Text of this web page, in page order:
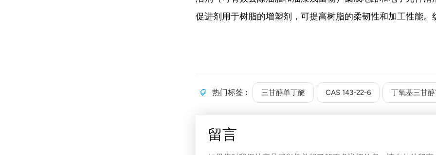
促进剂用于树脂的增塑剂，可提高树脂的柔韧性和加工性能。
热门标签 : 三甘醇单丁醚 CAS 143-22-6 丁氧基三甘醇
留言